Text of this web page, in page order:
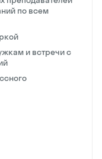
по всем
и встречи с